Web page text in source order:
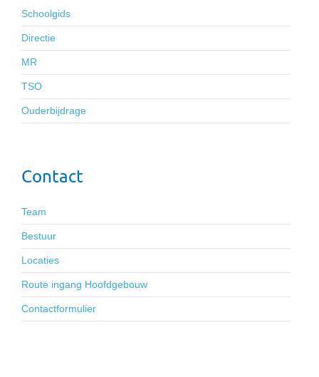
Schoolgids
Directie
MR
TSO
Ouderbijdrage
Contact
Team
Bestuur
Locaties
Route ingang Hoofdgebouw
Contactformulier